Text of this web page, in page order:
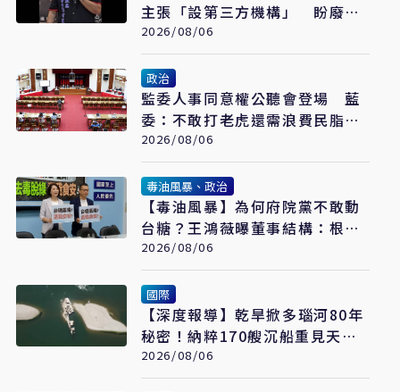
主張「設第三方機構」 盼廢校
事會議、案件分流
2026/08/06
政治
監委人事同意權公聽會登場 藍
委：不敢打老虎還需浪費民脂民
膏嗎
2026/08/06
毒油風暴、政治
【毒油風暴】為何府院黨不敢動
台糖？王鴻薇曝董事結構：根本
綠糖
2026/08/06
國際
【深度報導】乾旱掀多瑙河80年
秘密！納粹170艘沉船重見天
日 塞爾維亞砸數億清障救航運
命脈
2026/08/06